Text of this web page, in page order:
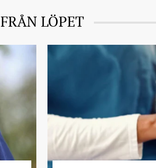
FRÅN LÖPET